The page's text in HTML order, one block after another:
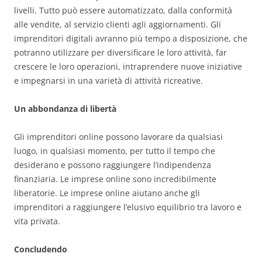
livelli. Tutto può essere automatizzato, dalla conformità
alle vendite, al servizio clienti agli aggiornamenti. Gli
imprenditori digitali avranno più tempo a disposizione, che
potranno utilizzare per diversificare le loro attività, far
crescere le loro operazioni, intraprendere nuove iniziative
e impegnarsi in una varietà di attività ricreative.
Un abbondanza di libertà
Gli imprenditori online possono lavorare da qualsiasi
luogo, in qualsiasi momento, per tutto il tempo che
desiderano e possono raggiungere l’indipendenza
finanziaria. Le imprese online sono incredibilmente
liberatorie. Le imprese online aiutano anche gli
imprenditori a raggiungere l’elusivo equilibrio tra lavoro e
vita privata.
Concludendo